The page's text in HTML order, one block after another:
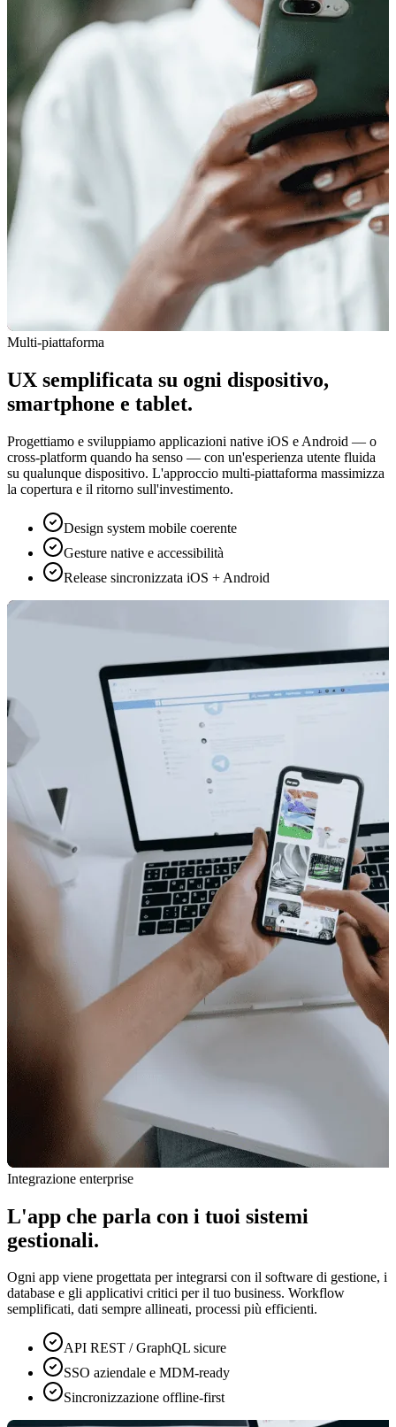
Multi-piattaforma
UX semplificata su ogni dispositivo,
smartphone e tablet.
Progettiamo e sviluppiamo applicazioni native iOS e Android — o
cross-platform quando ha senso — con un'esperienza utente fluida
su qualunque dispositivo. L'approccio multi-piattaforma massimizza
la copertura e il ritorno sull'investimento.
Design system mobile coerente
Gesture native e accessibilità
Release sincronizzata iOS + Android
Integrazione enterprise
L'app che parla con i tuoi sistemi
gestionali.
Ogni app viene progettata per integrarsi con il software di gestione, i
database e gli applicativi critici per il tuo business. Workflow
semplificati, dati sempre allineati, processi più efficienti.
API REST / GraphQL sicure
SSO aziendale e MDM-ready
Sincronizzazione offline-first